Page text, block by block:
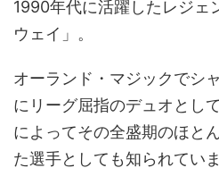
1990年代に活躍したレジェ
ウェイ」。
オーランド・マジックでシ
にリーグ屈指のデュオとし
によってその全盛期のほと
た選手としても知られていま